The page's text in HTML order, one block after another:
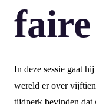
faire
In deze sessie gaat
wereld er over
tijdperk bevinden dat